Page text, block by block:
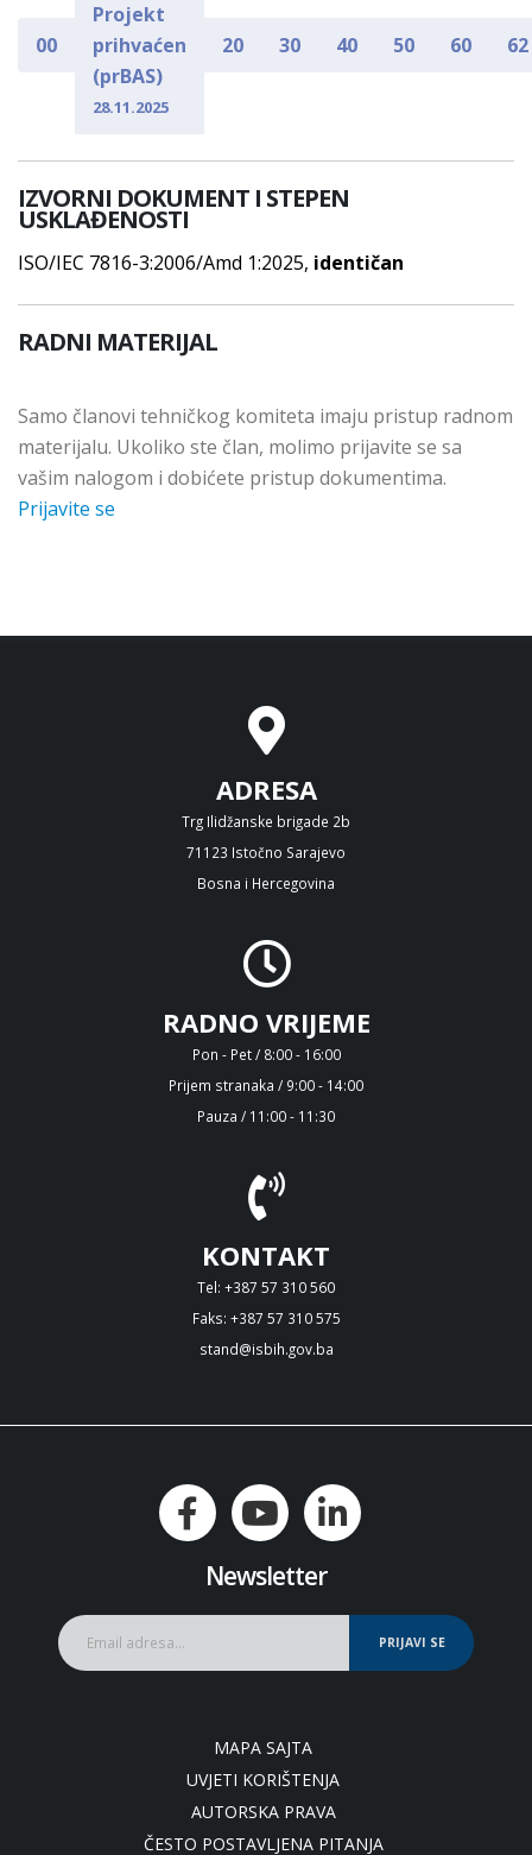
00
Projekt
prihvaćen
(prBAS)
28.11.2025
20 30 40 50 60 62
IZVORNI DOKUMENT I STEPEN
USKLAĐENOSTI
ISO/IEC 7816-3:2006/Amd 1:2025, identičan
RADNI MATERIJAL
Samo članovi tehničkog komiteta imaju pristup radnom
materijalu. Ukoliko ste član, molimo prijavite se sa
vašim nalogom i dobićete pristup dokumentima.
Prijavite se
ADRESA
Trg Ilidžanske brigade 2b
71123 Istočno Sarajevo
Bosna i Hercegovina
RADNO VRIJEME
Pon - Pet / 8:00 - 16:00
Prijem stranaka / 9:00 - 14:00
Pauza / 11:00 - 11:30
KONTAKT
Tel: +387 57 310 560
Faks: +387 57 310 575
stand@isbih.gov.ba
Newsletter
PRIJAVI SE
MAPA SAJTA
UVJETI KORIŠTENJA
AUTORSKA PRAVA
ČESTO POSTAVLJENA PITANJA